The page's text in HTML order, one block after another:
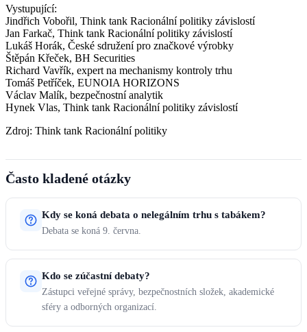
Vystupující:
Jindřich Vobořil, Think tank Racionální politiky závislostí
Jan Farkač, Think tank Racionální politiky závislostí
Lukáš Horák, České sdružení pro značkové výrobky
Štěpán Křeček, BH Securities
Richard Vavřík, expert na mechanismy kontroly trhu
Tomáš Petříček, EUNOIA HORIZONS
Václav Malík, bezpečnostní analytik
Hynek Vlas, Think tank Racionální politiky závislostí
Zdroj: Think tank Racionální politiky
Často kladené otázky
Kdy se koná debata o nelegálním trhu s tabákem?
Debata se koná 9. června.
Kdo se zúčastní debaty?
Zástupci veřejné správy, bezpečnostních složek, akademické
sféry a odborných organizací.